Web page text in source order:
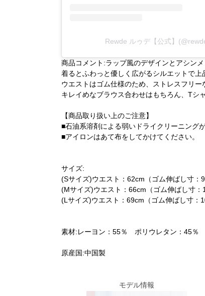
Rewde ルゥデ【公式】
商品コメント:ラップ風のデザインとアシン
着るとふわっと優しく広がるシルエットで上
ウエストはゴム仕様のため、ストレスフリー
キレイめなブラウス合わせはもちろん、Tシ
【商品取り扱い上のご注意】
■石油系溶剤による弱いドライクリーニングが
■アイロンはあて布をしてかけてください。
サイズ:
(Sサイズ)ウエスト：62cm（ゴム伸ばし
(Mサイズ)ウエスト：66cm（ゴム伸ばし
(Lサイズ)ウエスト：69cm（ゴム伸ばし寸
素材:レーヨン：55％ ポリウレタン：45％
原産国:中国製
モデル情報